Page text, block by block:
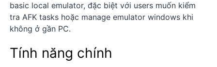
basic local emulator, đặc biệt với users muốn kiểm
tra AFK tasks hoặc manage emulator windows khi
không ở gần PC.
Tính năng chính